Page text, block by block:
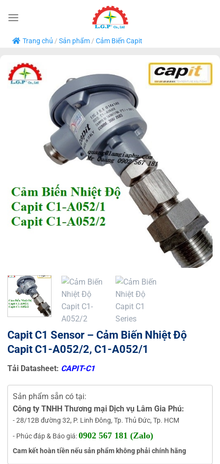
qua
dung
Trang chủ / Sản phẩm/ Cảm Biến Capit
Capit C1 Sensor – Cảm Biến Nhiệt Độ
Capit C1-A052/2, C1-A052/1
Tải Datasheet: CAPIT-C1
Sản phẩm sẵn có tại:
Công ty TNHH Thương mại Dịch vụ Lâm Gia Phú:
- 28/12B đường 32, P. Linh Đông, Tp. Thủ Đức, Tp. HCM
- Phúc đáp & Báo giá:0902 567 181 (Zalo)
Cam kết hoàn tiền nếu sản phẩm không phải chính hãng